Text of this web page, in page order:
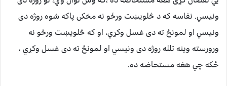
ونيسي. نفاسه که د څلويښت ورځو نه مخکی پاکه شوه روژه دی
ونيسي او لمونځ ته دی غسل وکړي، او که څلويښت ورځو نه
ورورسته وينه تلله روژه دی ونيسي او لمونځ ته دی غسل وکړي ،
ځکه چي هغه مستحاضه ده.